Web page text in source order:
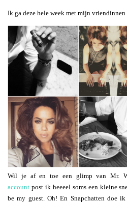
Ik ga deze hele week met mijn
Wil je af en toe een glimp van Mr.
account post ik heeeel soms een kleine
be my guest. Oh! En Snapchatten doe